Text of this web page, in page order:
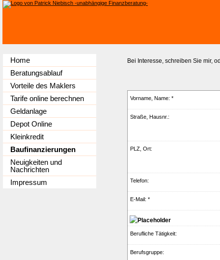
Home
Beratungsablauf
Vorteile des Maklers
Tarife online berechnen
Geldanlage
Depot Online
Kleinkredit
Baufinanzierungen
Neuigkeiten und
Nachrichten
Impressum
Bei Interesse, schreiben Sie mir,
Vorname, Name: *
Straße, Hausnr.:
PLZ, Ort:
Telefon:
E-Mail: *
Berufliche Tätigkeit:
Berufsgruppe: